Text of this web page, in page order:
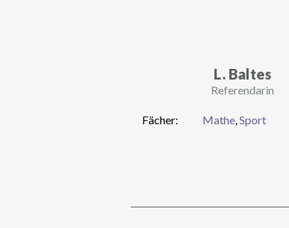
L. Baltes
Referendarin
Fächer: Mathe,Sport